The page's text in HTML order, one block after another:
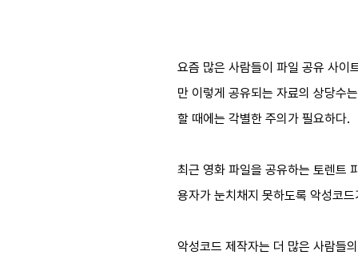
요즘 많은 사람들이 파일 공유 사
만 이렇게 공유되는 자료의 상당수
할 때에는 각별한 주의가 필요하다.
최근 영화 파일을 공유하는 토렌트
용자가 눈치채지 못하도록 악성코
악성코드 제작자는 더 많은 사람들